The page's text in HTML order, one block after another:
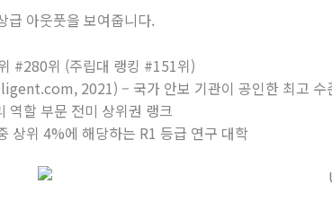
급 아웃풋을 보여줍니다.
#280위 (주립대 랭킹 #151위)
2021) – 국가 안보 기관이 공인한 최고 수
역할 부문 전미 상위권 랭크
상위 4%에 해당하는 R1 등급 연구 대학